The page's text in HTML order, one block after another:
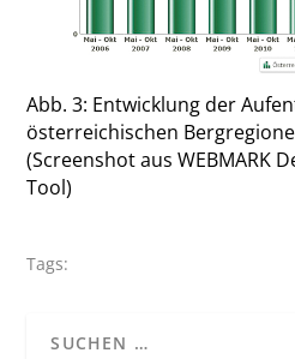
Abb. 3: Entwicklung der
österreichischen
(Screenshot aus WEBMARK
Tool)
Tags: